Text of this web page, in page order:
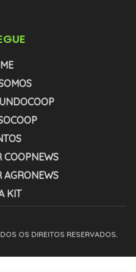
COOPNEWS
AGRONEWS
KIT
OS DIREITOS RESERVADOS.